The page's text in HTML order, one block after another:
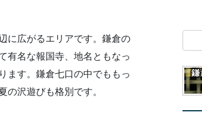
に広がるエリアです。鎌倉の
有名な報国寺、地名ともなっ
ます。鎌倉七口の中でももっ
の沢遊びも格別です。